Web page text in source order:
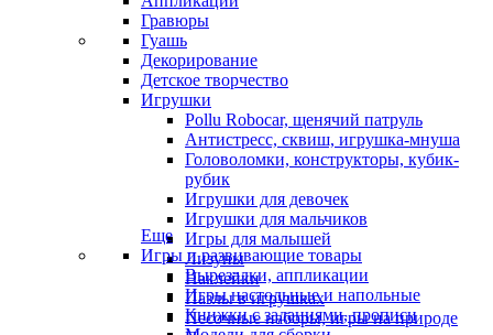
Гравюры
Гуашь
Декорирование
Детское творчество
Игрушки
Pollu Robocar, щенячий патруль
Антистресс, сквиш, игрушка-мнуша
Головоломки, конструкторы, кубик-
рубик
Игрушки для девочек
Игрушки для мальчиков
Игры для малышей
Лизуны
Наклейки
Пазлы в игрушках
Песочные наборы, игры на природе
Еще
Игры и развивающие товары
Вырезалки, аппликации
Игры настольные и напольные
Книжки с заданиями, прописи